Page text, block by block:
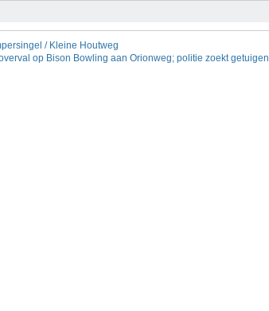
/ Kleine Houtweg
op Bison Bowling aan Orionweg; politie zoekt getuigen